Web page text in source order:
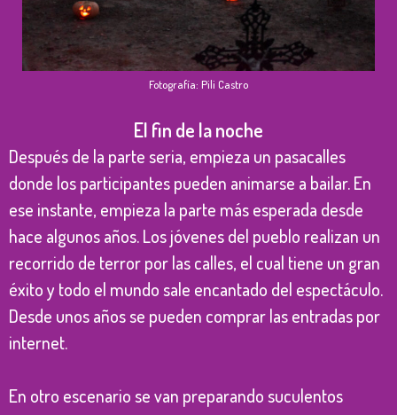
Fotografía: Pili Castro
El fin de la noche
Después de la parte seria, empieza un pasacalles
donde los participantes pueden animarse a bailar. En
ese instante, empieza la parte más esperada desde
hace algunos años. Los jóvenes del pueblo realizan un
recorrido de terror por las calles, el cual tiene un gran
éxito y todo el mundo sale encantado del espectáculo.
Desde unos años se pueden comprar las entradas por
internet.
En otro escenario se van preparando suculentos